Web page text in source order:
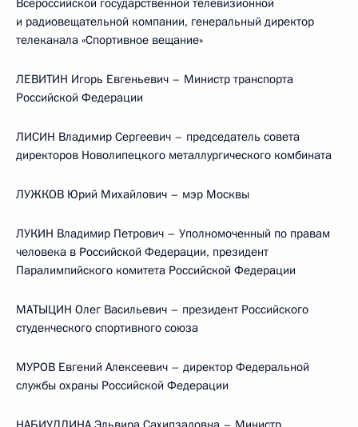
Всероссийской государственной телевизионной
и радиовещательной компании, генеральный директор
телеканала «Спортивное вещание»
ЛЕВИТИН Игорь Евгеньевич – Министр транспорта
Российской Федерации
ЛИСИН Владимир Сергеевич – председатель совета
директоров Новолипецкого металлургического комбината
ЛУЖКОВ Юрий Михайлович – мэр Москвы
ЛУКИН Владимир Петрович – Уполномоченный по правам
человека в Российской Федерации, президент
Паралимпийского комитета Российской Федерации
МАТЫЦИН Олег Васильевич – президент Российского
студенческого спортивного союза
МУРОВ Евгений Алексеевич – директор Федеральной
службы охраны Российской Федерации